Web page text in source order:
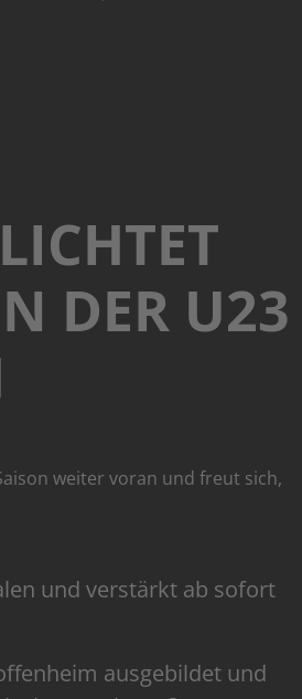
DER U23
weiter voran und freut sich,
und verstärkt ab sofort
ausgebildet und